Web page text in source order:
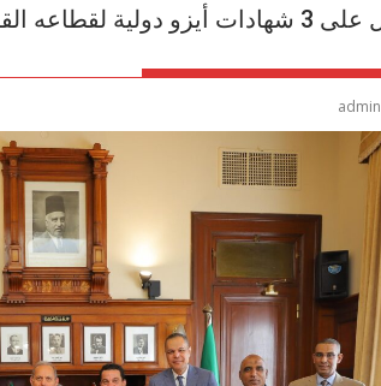
بنك مصر يحصل على 3 شهادات أيزو
admin